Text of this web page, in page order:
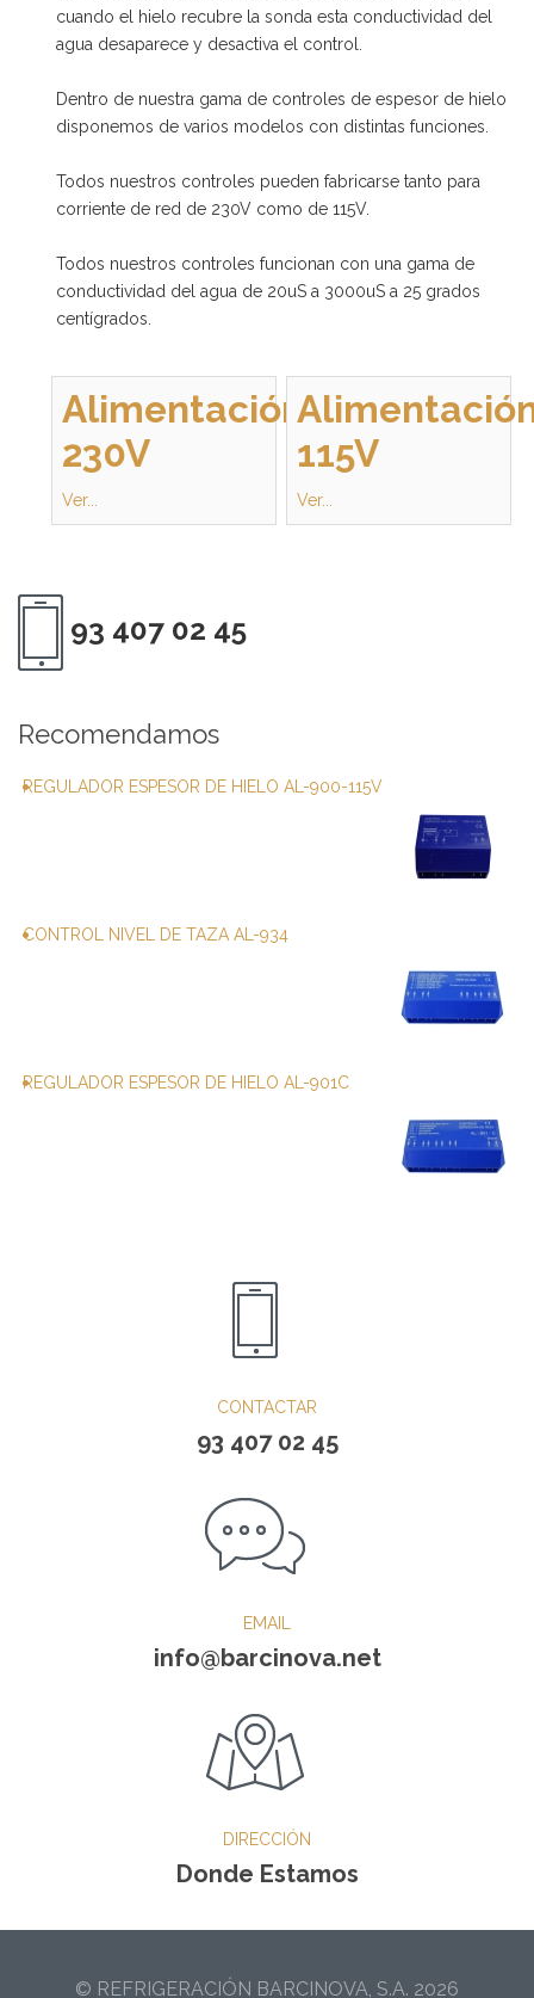
cuando el hielo recubre la sonda esta conductividad del
agua desaparece y desactiva el control.
Dentro de nuestra gama de controles de espesor de hielo
disponemos de varios modelos con distintas funciones.
Todos nuestros controles pueden fabricarse tanto para
corriente de red de 230V como de 115V.
Todos nuestros controles funcionan con una gama de
conductividad del agua de 20uS a 3000uS a 25 grados
centígrados.
Alimentación
230V
Ver...
115V
Ver...
93 407 02 45
Recomendamos
REGULADOR ESPESOR DE HIELO AL-900-115V
CONTROL NIVEL DE TAZA AL-934
REGULADOR ESPESOR DE HIELO AL-901C
CONTACTAR
93 407 02 45
EMAIL
info@barcinova.net
DIRECCIÓN
Donde Estamos
© REFRIGERACIÓN BARCINOVA, S.A. 2026